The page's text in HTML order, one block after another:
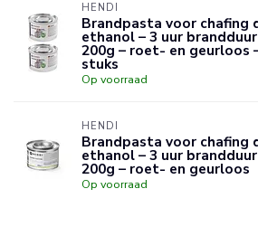
HENDI
Brandpasta voor chafing
ethanol – 3 uur
200g – roet- en geurloos
stuks
Op voorraad
HENDI
Brandpasta voor chafing
ethanol – 3 uur
200g – roet- en geurloos
Op voorraad